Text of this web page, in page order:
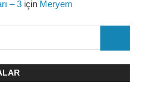
– 3 için Meryem